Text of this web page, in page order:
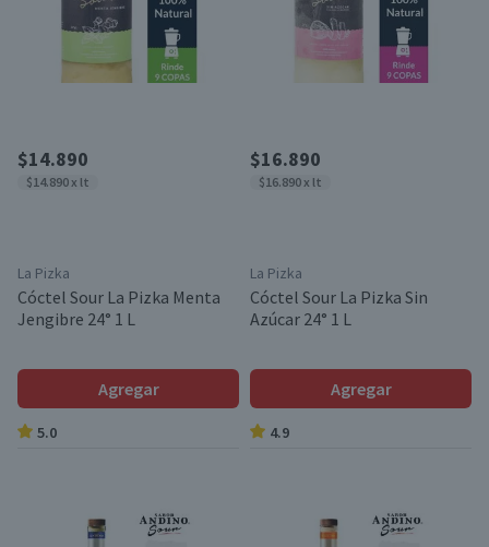
$14.890
$14.890 x lt
La Pizka
Cóctel Sour La Pizka Menta
Jengibre 24° 1 L
Agregar
5.0
$16.890
$16.890 x lt
La Pizka
Cóctel Sour La Pizka Sin
Azúcar 24° 1 L
Agregar
4.9